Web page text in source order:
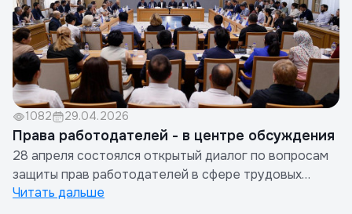
1082 29.04.2026
Права работодателей - в центре обсуждения
28 апреля состоялся открытый диалог по вопросам
защиты прав работодателей в сфере трудовых
отношений, организованный Торгово-промышленной
Читать дальше